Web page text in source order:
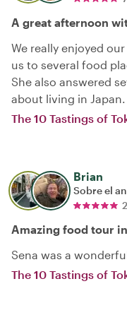
A great afternoon
We really enjoyed
us to several food
She also answered
about living in
The 10 Tastings of
Brian
Sobre el
Amazing food tour
Sena was a
The 10 Tastings of